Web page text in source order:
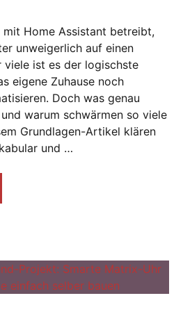
mit Home Assistant betreibt,
unweigerlich auf einen
viele ist es der logischste
eigene Zuhause noch
Doch was genau
warum schwärmen so viele
Grundlagen-Artikel klären
und …